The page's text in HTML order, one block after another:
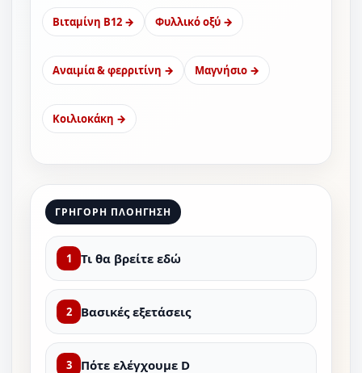
Βιταμίνη B12 → Φυλλικό οξύ →
Αναιμία & φερριτίνη → Μαγνήσιο →
Κοιλιοκάκη →
ΓΡΗΓΟΡΗ ΠΛΟΗΓΗΣΗ
1 Τι θα βρείτε εδώ
2 Βασικές εξετάσεις
3 Πότε ελέγχουμε D